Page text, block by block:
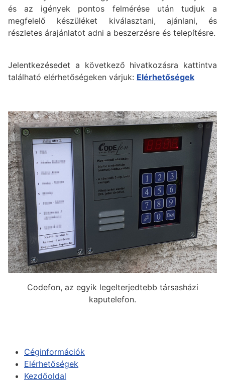
és az igények pontos felmérése után tudjuk a
megfelelő készüléket kiválasztani, ajánlani, és
részletes árajánlatot adni a beszerzésre és telepítésre.
Jelentkezésedet a következő hivatkozásra kattintva
található elérhetőségeken várjuk: Elérhetőségek
Codefon, az egyik legelterjedtebb társasházi
kaputelefon.
Céginformációk
Elérhetőségek
Kezdőoldal